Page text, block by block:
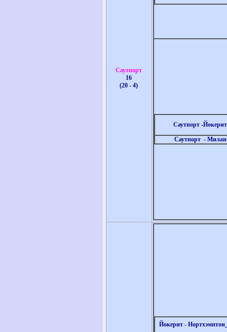
Саутпорт
16
(20 - 4)
Саутпорт -Йокерит
Саутпорт- Милан
Йокерит -